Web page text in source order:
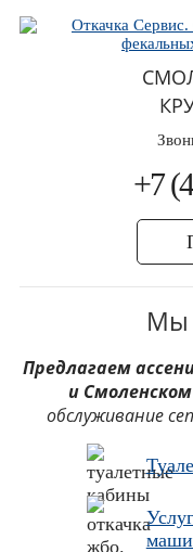
+7
Мы
Предлагаем
и
обслуживание